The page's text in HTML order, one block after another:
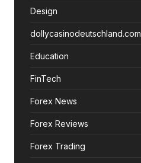
Design
dollycasinodeutschland.com
Education
FinTech
Forex News
Forex Reviews
Forex Trading